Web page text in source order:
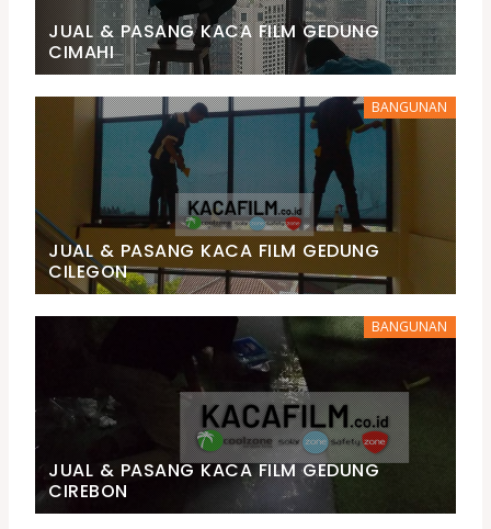
JUAL & PASANG KACA FILM GEDUNG
CIMAHI
BANGUNAN
JUAL & PASANG KACA FILM GEDUNG
CILEGON
BANGUNAN
JUAL & PASANG KACA FILM GEDUNG
CIREBON